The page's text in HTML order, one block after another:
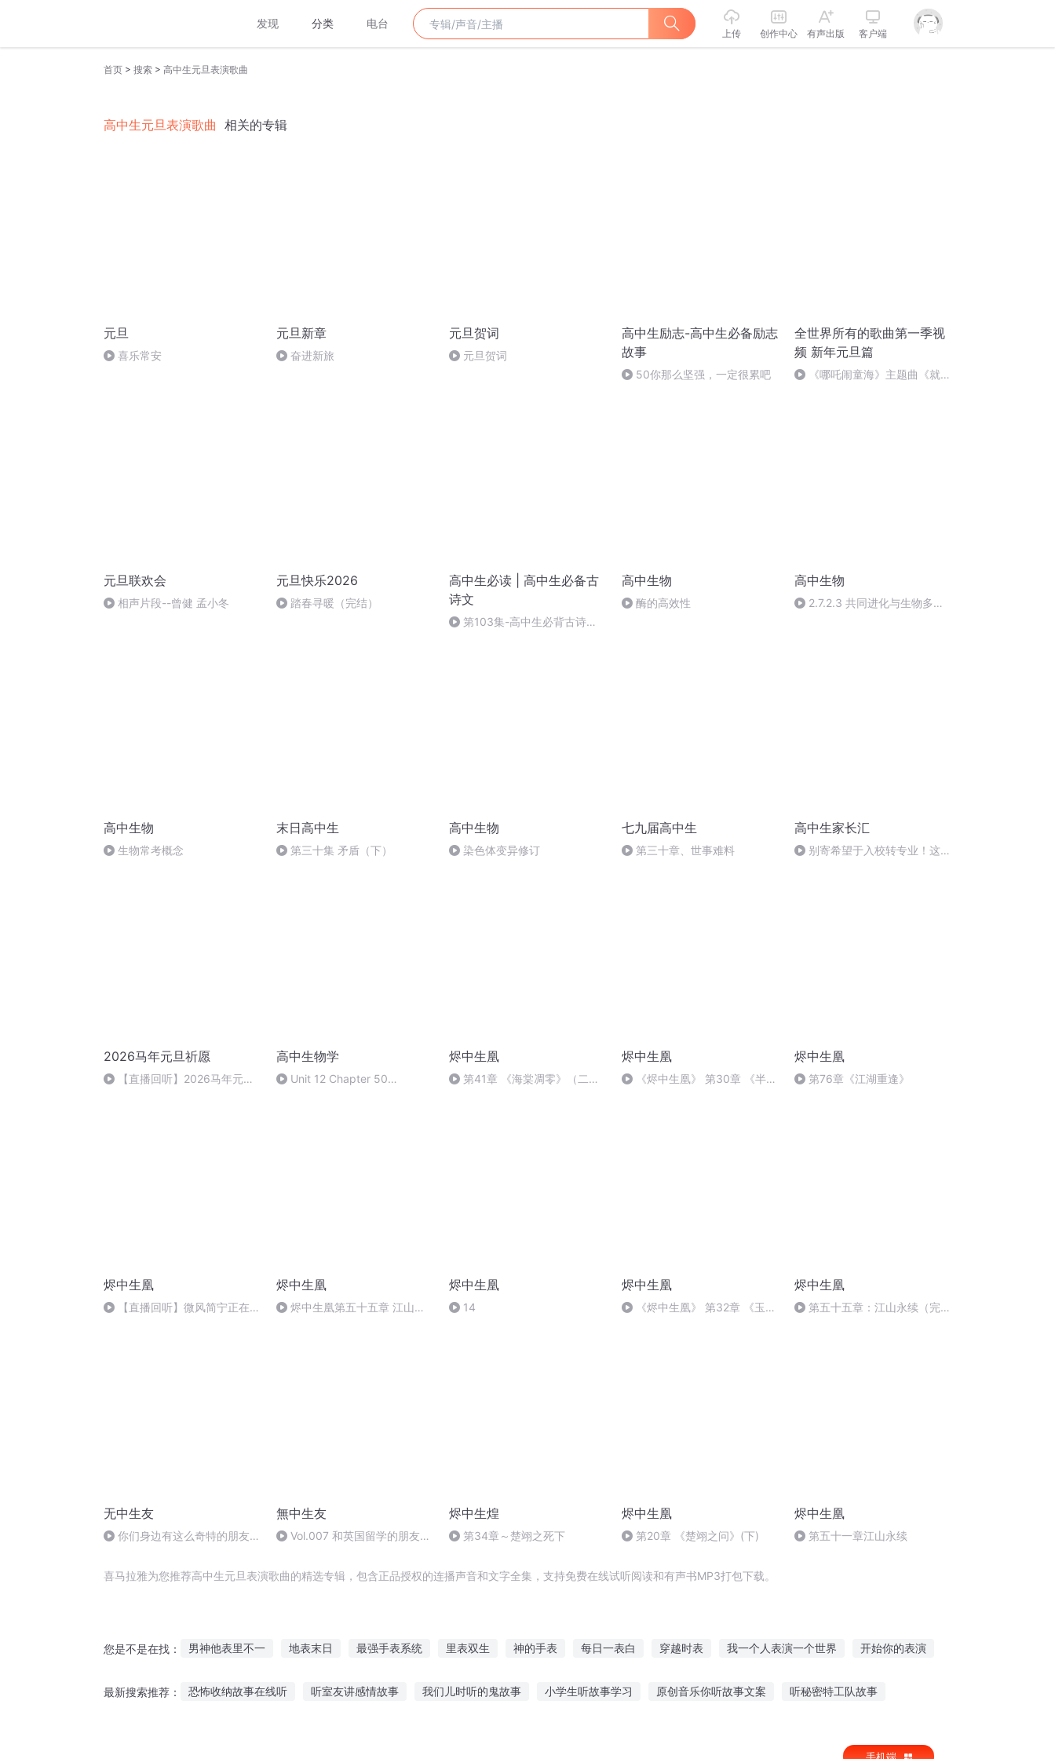
发现 分类 电台
上传 创作中心 有声出版 客户端
首页 > 搜索 > 高中生元旦表演歌曲
高中生元旦表演歌曲 相关的专辑
元旦
喜乐常安
元旦新章
奋进新旅
元旦贺词
元旦贺词
高中生励志-高中生必备励志
故事
50你那么坚强，一定很累吧
全世界所有的歌曲第一季视
频 新年元旦篇
《哪吒闹童海》主题曲《就是
元旦联欢会
相声片段--曾健 孟小冬
元旦快乐2026
踏春寻暖（完结）
高中生必读 | 高中生必备古
诗文
第103集-高中生必背古诗文-
高中生物
酶的高效性
高中生物
2.7.2.3 共同进化与生物多样
高中生物
生物常考概念
末日高中生
第三十集 矛盾（下）
高中生物
染色体变异修订
七九届高中生
第三十章、世事难料
高中生家长汇
别寄希望于入校转专业！这几
2026马年元旦祈愿
【直播回听】2026马年元旦
高中生物学
Unit 12 Chapter 50
烬中生凰
第41章 《海棠凋零》（二）
烬中生凰
《烬中生凰》 第30章 《半壁
烬中生凰
第76章《江湖重逢》
烬中生凰
【直播回听】微风简宁正在直
烬中生凰
烬中生凰第五十五章 江山永
烬中生凰
14
烬中生凰
《烬中生凰》 第32章 《玉佩
烬中生凰
第五十五章：江山永续（完
无中生友
你们身边有这么奇特的朋友
無中生友
Vol.007 和英国留学的朋友
烬中生煌
第34章～楚翊之死下
烬中生凰
第20章 《楚翊之问》(下)
烬中生凰
第五十一章江山永续
喜马拉雅为您推荐高中生元旦表演歌曲的精选专辑，包含正品授权的连播声音和文字全集，支持免费在线试听阅读和有声书MP3打包下载。
您是不是在找： 男神他表里不一 地表末日 最强手表系统 里表双生 神的手表 每日一表白 穿越时表 我一个人表演一个世界 开始你的表演
最新搜索推荐： 恐怖收纳故事在线听 听室友讲感情故事 我们儿时听的鬼故事 小学生听故事学习 原创音乐你听故事文案 听秘密特工队故事